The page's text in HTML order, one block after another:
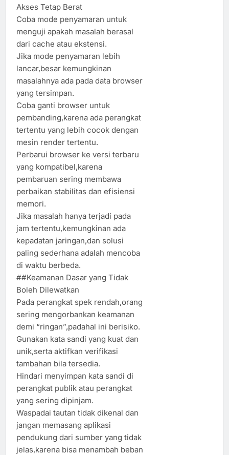
Akses Tetap Berat
Coba mode penyamaran untuk
menguji apakah masalah berasal
dari cache atau ekstensi.
Jika mode penyamaran lebih
lancar,besar kemungkinan
masalahnya ada pada data browser
yang tersimpan.
Coba ganti browser untuk
pembanding,karena ada perangkat
tertentu yang lebih cocok dengan
mesin render tertentu.
Perbarui browser ke versi terbaru
yang kompatibel,karena
pembaruan sering membawa
perbaikan stabilitas dan efisiensi
memori.
Jika masalah hanya terjadi pada
jam tertentu,kemungkinan ada
kepadatan jaringan,dan solusi
paling sederhana adalah mencoba
di waktu berbeda.
##Keamanan Dasar yang Tidak
Boleh Dilewatkan
Pada perangkat spek rendah,orang
sering mengorbankan keamanan
demi “ringan”,padahal ini berisiko.
Gunakan kata sandi yang kuat dan
unik,serta aktifkan verifikasi
tambahan bila tersedia.
Hindari menyimpan kata sandi di
perangkat publik atau perangkat
yang sering dipinjam.
Waspadai tautan tidak dikenal dan
jangan memasang aplikasi
pendukung dari sumber yang tidak
jelas,karena bisa menambah beban